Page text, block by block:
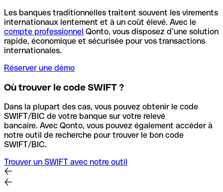
Les banques traditionnelles traitent souvent les virements
internationaux lentement et à un coût élevé. Avec le
compte professionnel Qonto, vous disposez d’une solution
rapide, économique et sécurisée pour vos transactions
internationales.
Réserver une démo
Où trouver le code SWIFT ?
Dans la plupart des cas, vous pouvez obtenir le code
SWIFT/BIC de votre banque sur votre relevé
bancaire. Avec Qonto, vous pouvez également accéder à
notre outil de recherche pour trouver le bon code
SWIFT/BIC.
Trouver un SWIFT avec notre outil